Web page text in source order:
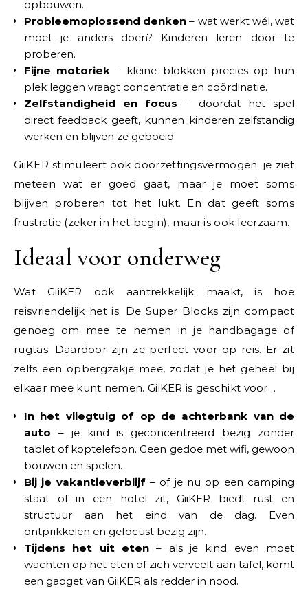
opbouwen.
Probleemoplossend denken – wat werkt wél, wat
moet je anders doen? Kinderen leren door te
proberen.
Fijne motoriek – kleine blokken precies op hun
plek leggen vraagt concentratie en coördinatie.
Zelfstandigheid en focus – doordat het spel
direct feedback geeft, kunnen kinderen zelfstandig
werken en blijven ze geboeid.
GiiKER stimuleert ook doorzettingsvermogen: je ziet
meteen wat er goed gaat, maar je moet soms
blijven proberen tot het lukt. En dat geeft soms
frustratie (zeker in het begin), maar is ook leerzaam.
Ideaal voor onderweg
Wat GiiKER ook aantrekkelijk maakt, is hoe
reisvriendelijk het is. De Super Blocks zijn compact
genoeg om mee te nemen in je handbagage of
rugtas. Daardoor zijn ze perfect voor op reis. Er zit
zelfs een opbergzakje mee, zodat je het geheel bij
elkaar mee kunt nemen. GiiKER is geschikt voor…
In het vliegtuig of op de achterbank van de
auto – je kind is geconcentreerd bezig zonder
tablet of koptelefoon. Geen gedoe met wifi, gewoon
bouwen en spelen.
Bij je vakantieverblijf– of je nu op een camping
staat of in een hotel zit, GiiKER biedt rust en
structuur aan het eind van de dag. Even
ontprikkelen en gefocust bezig zijn.
Tijdens het uit eten – als je kind even moet
wachten op het eten of zich verveelt aan tafel, komt
een gadget van GiiKER als redder in nood.